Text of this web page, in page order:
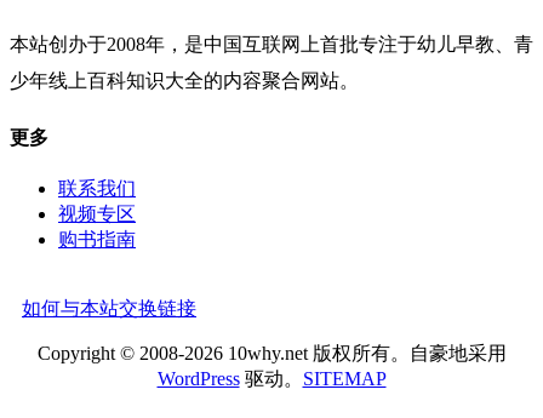
本站创办于2008年，是中国互联网上首批专注于幼儿早教、青
少年线上百科知识大全的内容聚合网站。
更多
联系我们
视频专区
购书指南
如何与本站交换链接
Copyright © 2008-2026 10why.net 版权所有。自豪地采用
WordPress驱动。 SITEMAP